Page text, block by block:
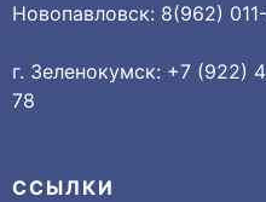
Новопавловск: 8(962)
г. Зеленокумск: +7
78
ССЫЛКИ